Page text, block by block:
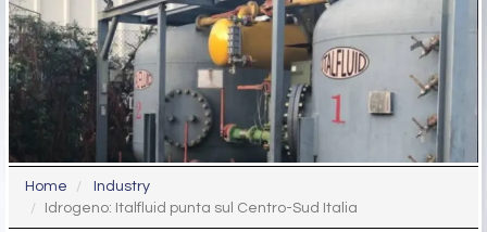
Home
Industry
Idrogeno: Italfluid punta sul Centro-Sud Italia